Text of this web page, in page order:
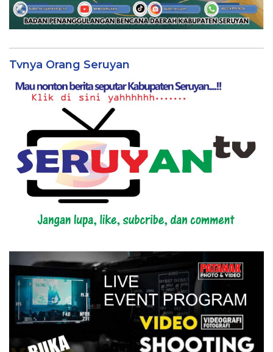
Tvnya Orang Seruyan